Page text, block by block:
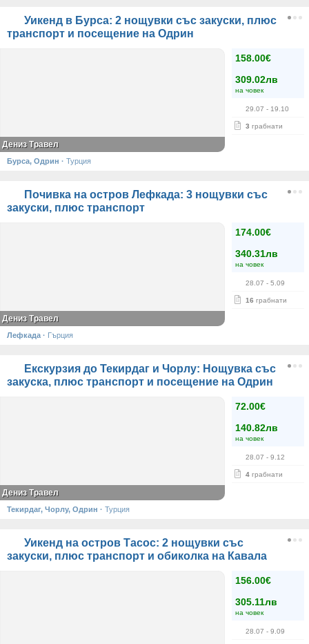
Уикенд в Бурса: 2 нощувки със закуски, плюс
транспорт и посещение на Одрин
158.00€
309.02лв
на човек
29.07 - 19.10
3 грабнати
Дениз Травел
Бурса, Одрин · Турция
Почивка на остров Лефкада: 3 нощувки със
закуски, плюс транспорт
174.00€
340.31лв
на човек
28.07 - 5.09
16 грабнати
Дениз Травел
Лефкада · Гърция
Екскурзия до Текирдаг и Чорлу: Нощувка със
закуска, плюс транспорт и посещение на Одрин
72.00€
140.82лв
на човек
28.07 - 9.12
4 грабнати
Дениз Травел
Текирдаг, Чорлу, Одрин · Турция
Уикенд на остров Тасос: 2 нощувки със
закуски, плюс транспорт и обиколка на Кавала
156.00€
305.11лв
на човек
28.07 - 9.09